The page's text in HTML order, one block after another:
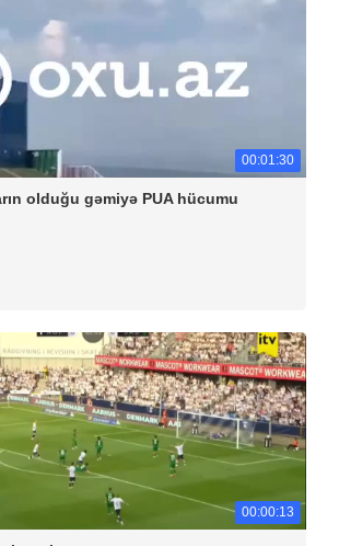
00:01:30
olduğu gəmiyə PUA hücumu
00:00:13